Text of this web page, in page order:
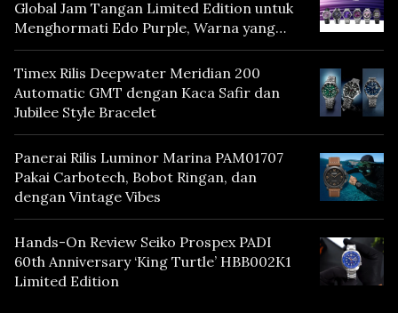
Global Jam Tangan Limited Edition untuk
Menghormati Edo Purple, Warna yang
Mencerminkan Warisan Tokyo
Timex Rilis Deepwater Meridian 200
Automatic GMT dengan Kaca Safir dan
Jubilee Style Bracelet
Panerai Rilis Luminor Marina PAM01707
Pakai Carbotech, Bobot Ringan, dan
dengan Vintage Vibes
Hands-On Review Seiko Prospex PADI
60th Anniversary ‘King Turtle’ HBB002K1
Limited Edition